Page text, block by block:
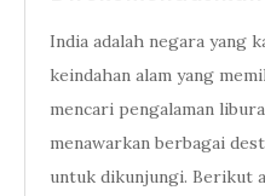
India adalah negara yang
keindahan alam yang
mencari pengalaman
menawarkan berbagai
untuk dikunjungi. Berikut